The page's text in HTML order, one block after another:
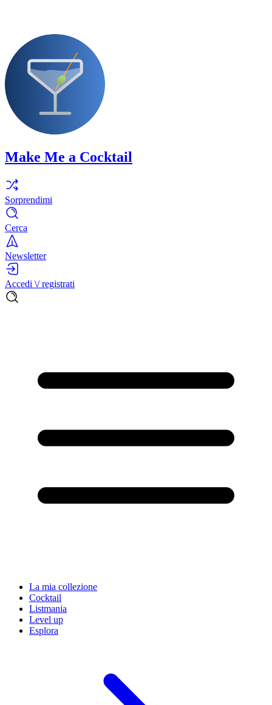
Make Me a Cocktail
Sorprendimi
Cerca
Newsletter
Accedi \/ registrati
La mia collezione
Cocktail
Listmania
Level up
Esplora